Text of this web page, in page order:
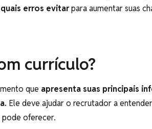
erros evitarpara aumentar suas
currículo?
que apresenta suas principais
Ele deve ajudar o recrutador a
pode oferecer.